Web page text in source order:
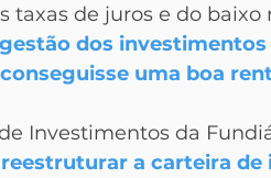
taxas de juros e do
dos investimentos
uma boa
Investimentos da
reestruturar a carteira de